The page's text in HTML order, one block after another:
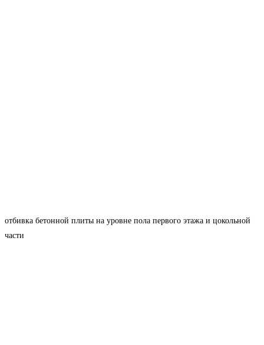
отбивка бетонной плиты на уровне пола первого этажа и цокольной
части